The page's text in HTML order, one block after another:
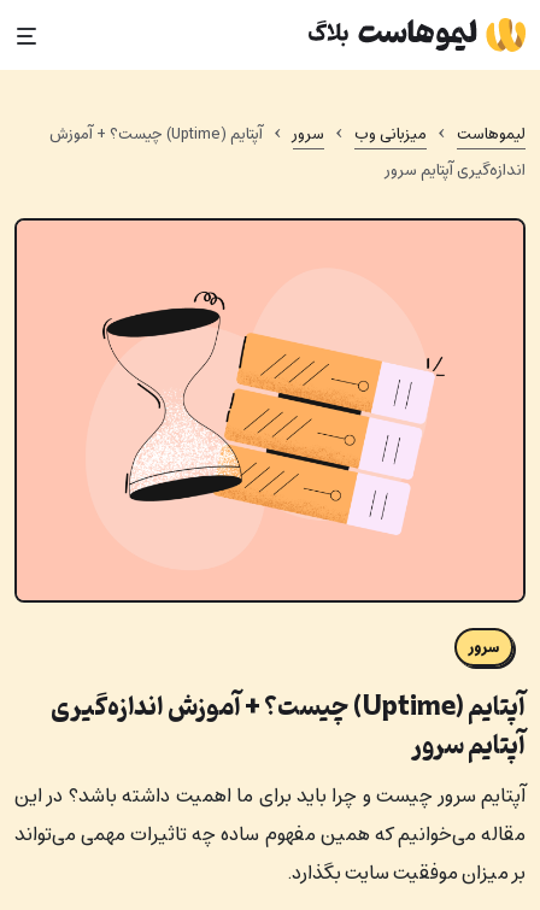
Skip
to
content
لیموهاست › میزبانی وب › سرور ›
آپتایم (Uptime) چیست؟ + آموزش
اندازه‌گیری آپتایم سرور
سرور
آپتایم (Uptime) چیست؟ + آموزش اندازه‌گیری
آپتایم سرور
آپتایم سرور چیست و چرا باید برای ما اهمیت داشته باشد؟ در این
مقاله می‌خوانیم که همین مفهوم ساده چه تاثیرات مهمی می‌تواند
بر میزان موفقیت سایت بگذارد.